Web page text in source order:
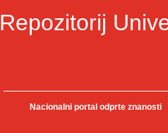
Repozitorij
Nacionalni portal odprte znanosti